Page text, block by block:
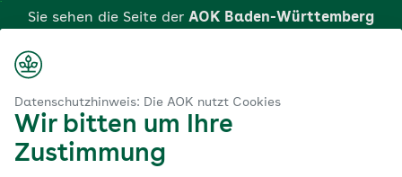
Datenschutzhinweis: Die AOK nutzt Cookies
Wir bitten um Ihre
Zustimmung
Zum
Hauptinhalt
springen
Sie sehen die Seite der AOK Baden-Württemberg
Widerspruch